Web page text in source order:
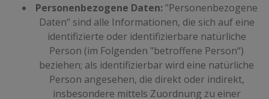
Personenbezogene Daten: "Personenbezogene
Daten“ sind alle Informationen, die sich auf eine
identifizierte oder identifizierbare natürliche
Person (im Folgenden "betroffene Person“)
beziehen; als identifizierbar wird eine natürliche
Person angesehen, die direkt oder indirekt,
insbesondere mittels Zuordnung zu einer